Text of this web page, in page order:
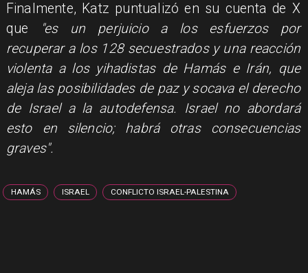
Finalmente, Katz puntualizó en su cuenta de X
que
"es un perjuicio a los esfuerzos por
recuperar a los 128 secuestrados y una reacción
violenta a los yihadistas de Hamás e Irán, que
aleja las posibilidades de paz y socava el derecho
de Israel a la autodefensa. Israel no abordará
esto en silencio; habrá otras consecuencias
graves".
HAMÁS ISRAEL CONFLICTO ISRAEL-PALESTINA